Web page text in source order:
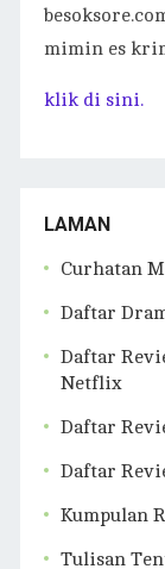
mimin es
klik di sini.
LAMAN
Curhatan
Daftar
Daftar
Netflix
Daftar
Daftar
Kumpulan
Tulisan